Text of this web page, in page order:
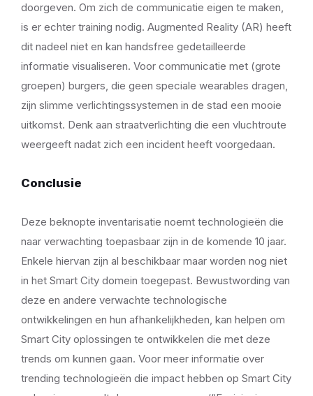
doorgeven. Om zich de communicatie eigen te maken,
is er echter training nodig. Augmented Reality (AR) heeft
dit nadeel niet en kan handsfree gedetailleerde
informatie visualiseren. Voor communicatie met (grote
groepen) burgers, die geen speciale wearables dragen,
zijn slimme verlichtingssystemen in de stad een mooie
uitkomst. Denk aan straatverlichting die een vluchtroute
weergeeft nadat zich een incident heeft voorgedaan.
Conclusie
Deze beknopte inventarisatie noemt technologieën die
naar verwachting toepasbaar zijn in de komende 10 jaar.
Enkele hiervan zijn al beschikbaar maar worden nog niet
in het Smart City domein toegepast. Bewustwording van
deze en andere verwachte technologische
ontwikkelingen en hun afhankelijkheden, kan helpen om
Smart City oplossingen te ontwikkelen die met deze
trends om kunnen gaan. Voor meer informatie over
trending technologieën die impact hebben op Smart City